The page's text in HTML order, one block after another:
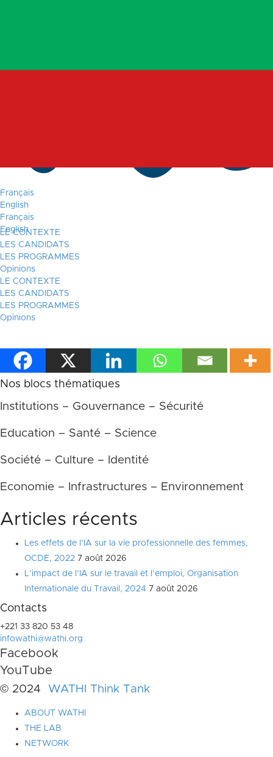
Français
English
Français
English
LE CONTEXTE
LES CANDIDATS
LES PROGRAMMES
Opinions
LE CONTEXTE
LES CANDIDATS
LES PROGRAMMES
Opinions
Nos blocs thématiques
Institutions – Gouvernance – Sécurité
Education – Santé – Science
Société – Culture – Identité
Economie – Infrastructures – Environnement
Articles récents
Les effets de l’IA sur la vie professionnelle des femmes,
OCDE, 2022 7 août 2026
L’impact de l’IA sur le travail et l’emploi, Organisation
Internationale du Travail, 2024 7 août 2026
Contacts
+221 33 820 53 48
infowathi@wathi.org
Facebook
YouTube
© 2024 WATHI Think Tank
ABOUT WATHI
THE LAB
NETWORK